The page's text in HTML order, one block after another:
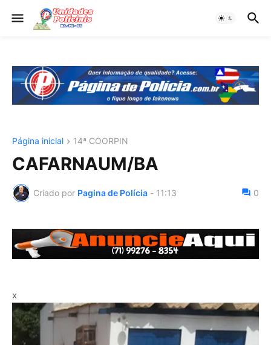
Página inicial 14ª COORPIN
CAFARNAUM/BA
Criado por Pagina de Polícia - 11:13 0
x